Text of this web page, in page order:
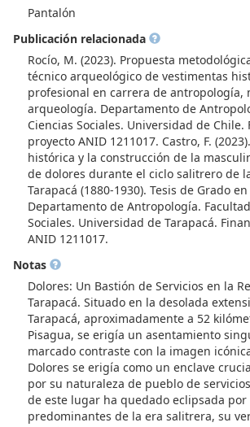
Pantalón
Publicación relacionada
Rocío, M. (2023). Propuesta
técnico arqueológico de vestimentas
profesional en carrera de antropología,
arqueología. Departamento de
Ciencias Sociales. Universidad de Chile.
proyecto ANID 1211017. Castro, F.
histórica y la construcción de la
de dolores durante el ciclo salitrero de
Tarapacá (1880-1930). Tesis de Grado
Departamento de Antropología.
Sociales. Universidad de Tarapacá.
ANID 1211017.
Notas
Dolores: Un Bastión de Servicios en la
Tarapacá. Situado en la desolada
Tarapacá, aproximadamente a 52
Pisagua, se erigía un asentamiento
marcado contraste con la imagen
Dolores se erigía como un enclave
por su naturaleza de pueblo de
de este lugar ha quedado eclipsada
predominantes de la era salitrera, su